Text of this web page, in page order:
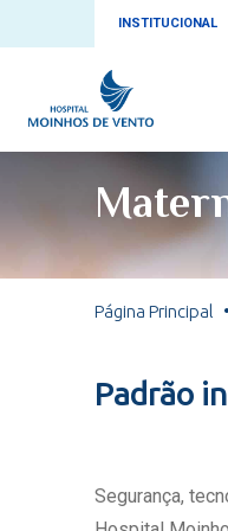
INSTITUCIONAL
Serviços Médicos
Núcleos e
Exames
Fale com o
Seu Médico
Página Principal
Padrão
Segurança,